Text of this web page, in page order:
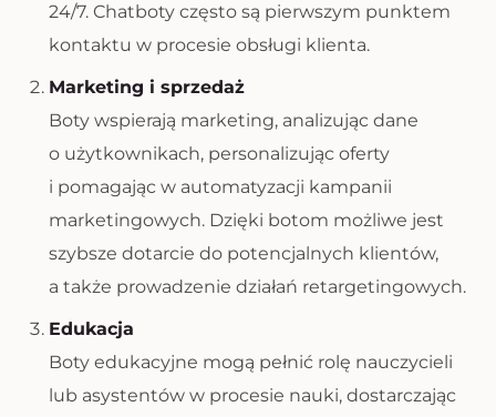
24/7. Chatboty często są pierwszym punktem
kontaktu w procesie obsługi klienta.
Marketing i sprzedaż
Boty wspierają marketing, analizując dane
o użytkownikach, personalizując oferty
i pomagając w automatyzacji kampanii
marketingowych. Dzięki botom możliwe jest
szybsze dotarcie do potencjalnych klientów,
a także prowadzenie działań retargetingowych.
Edukacja
Boty edukacyjne mogą pełnić rolę nauczycieli
lub asystentów w procesie nauki, dostarczając